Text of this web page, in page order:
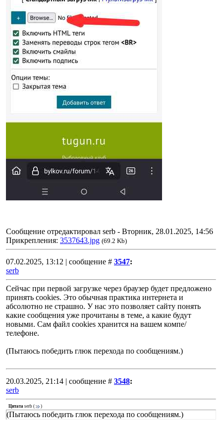
Сообщение отредактировал serb - Вторник, 28.01.2025, 14:56
Прикрепления: 3537643.jpg (69.2 Kb)
07.02.2025, 13:12 | сообщение # 3547:
serb
Сейчас при первой загрузке через браузер будет предложено
принять cookies. Это обычная практика интернета и
абсолютно не страшно. У нас это позволяет сайту понять
какие сообщения уже прочитаны в теме, а какие будут
новыми. Сам файл cookies хранится на вашем компе/
телефоне.
(Пытаюсь победить глюк перехода по сообщениям.)
20.03.2025, 21:14 | сообщение # 3548:
serb
Цитата serb ( )
(Пытаюсь победить глюк перехода по сообщениям.)